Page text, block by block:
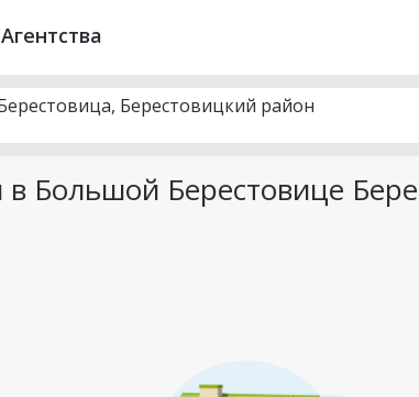
Агентства
Большой Берестовице
Берестовицкий район